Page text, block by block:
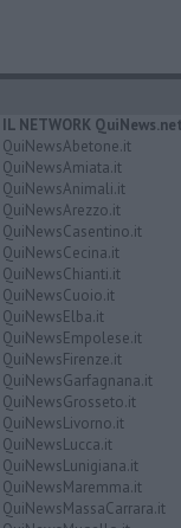
IL NETWORK QuiNews.net
QuiNewsAbetone.it
QuiNewsAmiata.it
QuiNewsAnimali.it
QuiNewsArezzo.it
QuiNewsCasentino.it
QuiNewsCecina.it
QuiNewsChianti.it
QuiNewsCuoio.it
QuiNewsElba.it
QuiNewsEmpolese.it
QuiNewsFirenze.it
QuiNewsGarfagnana.it
QuiNewsGrosseto.it
QuiNewsLivorno.it
QuiNewsLucca.it
QuiNewsLunigiana.it
QuiNewsMaremma.it
QuiNewsMassaCarrara.it